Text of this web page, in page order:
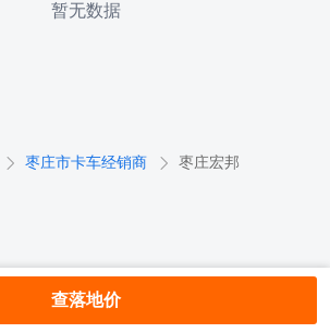
暂无数据
枣庄市卡车经销商 枣庄宏邦
查落地价